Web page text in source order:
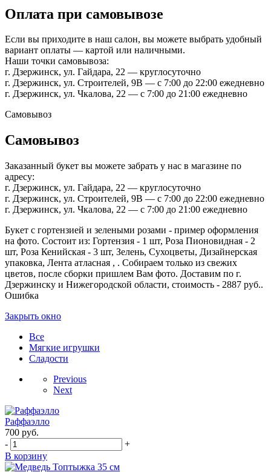
Оплата при самовывозе
Если вы приходите в наш салон, вы можете выбрать удобный
вариант оплаты — картой или наличными.
Наши точки самовывоза:
г. Дзержинск, ул. Гайдара, 22 — круглосуточно
г. Дзержинск, ул. Строителей, 9В — с 7:00 до 22:00 ежедневно
г. Дзержинск, ул. Чкалова, 22 — с 7:00 до 21:00 ежедневно
Самовывоз
Самовывоз
Заказанный букет вы можете забрать у нас в магазине по
адресу:
г. Дзержинск, ул. Гайдара, 22 — круглосуточно
г. Дзержинск, ул. Строителей, 9В — с 7:00 до 22:00 ежедневно
г. Дзержинск, ул. Чкалова, 22 — с 7:00 до 21:00 ежедневно
Букет с гортензией и зелеными розами - пример оформления
на фото. Состоит из: Гортензия - 1 шт, Роза Пионовидная - 2
шт, Роза Кенийская - 3 шт, Зелень, Сухоцветы, Дизайнерская
упаковка, Лента атласная , . Собираем только из свежих
цветов, после сборки пришлем Вам фото. Доставим по г.
Дзержинску и Нижегородской области, стоимость - 2887 руб..
Ошибка
Закрыть окно
Все
Мягкие игрушки
Сладости
Previous
Next
Раффаэлло
700 руб.
-
+
В корзину